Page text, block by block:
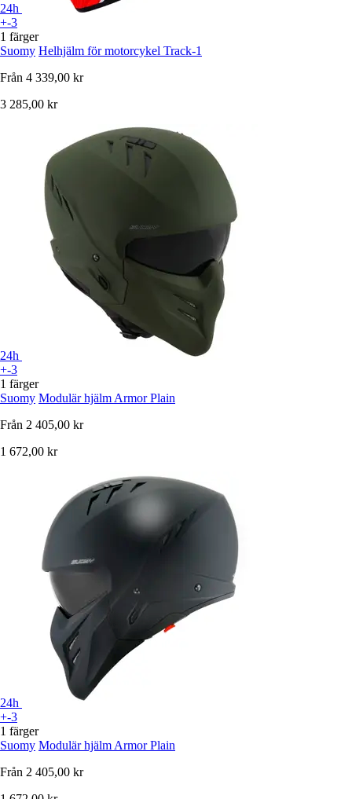
24h
+-3
1 färger
Suomy Helhjälm för motorcykel Track-1
Från 4 339,00 kr
3 285,00 kr
24h
+-3
1 färger
Suomy Modulär hjälm Armor Plain
Från 2 405,00 kr
1 672,00 kr
24h
+-3
1 färger
Suomy Modulär hjälm Armor Plain
Från 2 405,00 kr